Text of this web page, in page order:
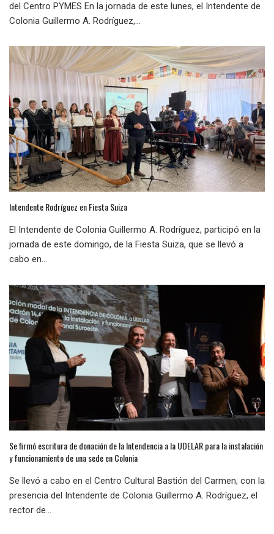
del Centro PYMES En la jornada de este lunes, el Intendente de
Colonia Guillermo A. Rodríguez,...
Intendente Rodríguez en Fiesta Suiza
El Intendente de Colonia Guillermo A. Rodríguez, participó en la
jornada de este domingo, de la Fiesta Suiza, que se llevó a
cabo en...
Se firmó escritura de donación de la Intendencia a la UDELAR para la instalación
y funcionamiento de una sede en Colonia
Se llevó a cabo en el Centro Cultural Bastión del Carmen, con la
presencia del Intendente de Colonia Guillermo A. Rodríguez, el
rector de...